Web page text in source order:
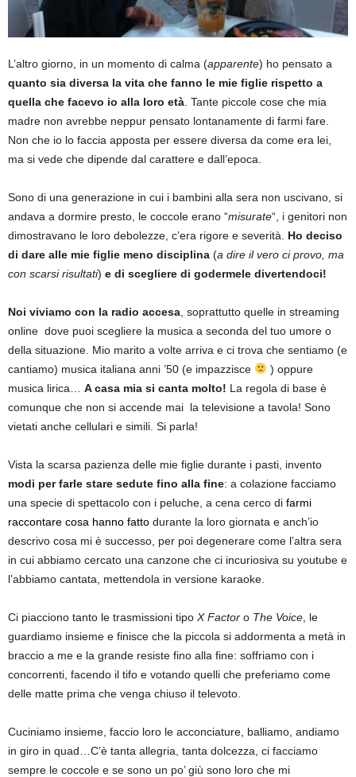
L’altro giorno, in un momento di calma (apparente) ho pensato a
quanto sia diversa la vita che fanno le mie figlie rispetto a
quella che facevo io alla loro età . Tante piccole cose che mia
madre non avrebbe neppur pensato lontanamente di farmi fare.
Non che io lo faccia apposta per essere diversa da come era lei,
ma si vede che dipende dal carattere e dall’epoca.
Sono di una generazione in cui i bambini alla sera non uscivano, si
andava a dormire presto, le coccole erano “misurate“, i genitori non
dimostravano le loro debolezze, c’era rigore e severità. Ho deciso
di dare alle mie figlie meno disciplina (a dire il vero ci provo, ma
con scarsi risultati) e di scegliere di godermele divertendoci!
Noi viviamo con la radio accesa , soprattutto quelle in streaming
online dove puoi scegliere la musica a seconda del tuo umore o
della situazione. Mio marito a volte arriva e ci trova che sentiamo (e
cantiamo) musica italiana anni ’50 (e impazzisce
) oppure
musica lirica… A casa mia si canta molto! La regola di base è
comunque che non si accende mai la televisione a tavola! Sono
vietati anche cellulari e simili. Si parla!
Vista la scarsa pazienza delle mie figlie durante i pasti, invento
modi per farle stare sedute fino alla fine: a colazione facciamo
una specie di spettacolo con i peluche, a cena cerco di farmi
raccontare cosa hanno fatto durante la loro giornata e anch’io
descrivo cosa mi è successo, per poi degenerare come l’altra sera
in cui abbiamo cercato una canzone che ci incuriosiva su youtube e
l’abbiamo cantata, mettendola in versione karaoke.
Ci piacciono tanto le trasmissioni tipo X Factor o The Voice , le
guardiamo insieme e finisce che la piccola si addormenta a metà in
braccio a me e la grande resiste fino alla fine: soffriamo con i
concorrenti, facendo il tifo e votando quelli che preferiamo come
delle matte prima che venga chiuso il televoto.
Cuciniamo insieme, faccio loro le acconciature, balliamo, andiamo
in giro in quad…C’è tanta allegria, tanta dolcezza, ci facciamo
sempre le coccole e se sono un po’ giù sono loro che mi